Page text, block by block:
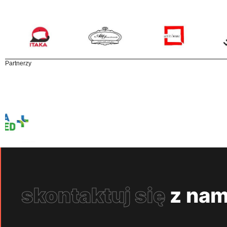
Partnerzy
skontaktuj się z